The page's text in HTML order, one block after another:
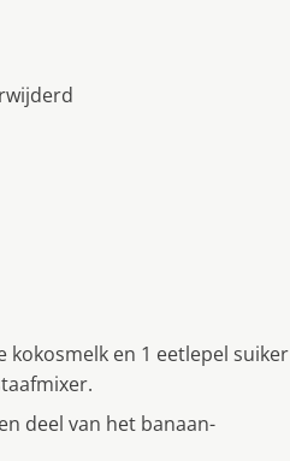
kokosmelk en 1 eetlepel suiker
deel van het banaan-